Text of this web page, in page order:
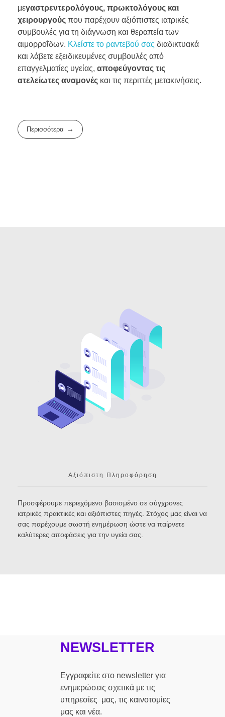
μεγαστρεντερολόγους, πρωκτολόγους και
χειρουργούς που παρέχουν αξιόπιστες ιατρικές
συμβουλές για τη διάγνωση και θεραπεία των
αιμορροΐδων. Κλείστε το ραντεβού σας διαδικτυακά
και λάβετε εξειδικευμένες συμβουλές από
επαγγελματίες υγείας, αποφεύγοντας τις
ατελείωτες αναμονές και τις περιττές μετακινήσεις.
Περισσότερα
Αξιόπιστη Πληροφόρηση
Προσφέρουμε περιεχόμενο βασισμένο σε σύγχρονες
ιατρικές πρακτικές και αξιόπιστες πηγές. Στόχος μας είναι να
σας παρέχουμε σωστή ενημέρωση ώστε να παίρνετε
καλύτερες αποφάσεις για την υγεία σας.
NEWSLETTER
Εγγραφείτε στο newsletter για
ενημερώσεις σχετικά με τις
υπηρεσίες μας, τις καινοτομίες
μας και νέα.